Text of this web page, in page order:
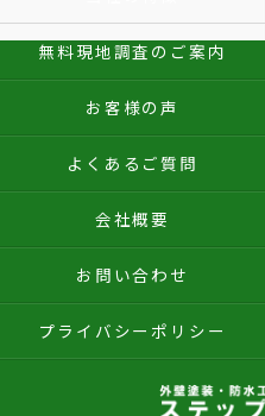
無料現地調査のご案内
お客様の声
よくあるご質問
会社概要
お問い合わせ
プライバシーポリシー